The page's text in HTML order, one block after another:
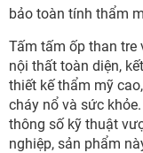
bảo toàn tính thẩm
Tấm tấm ốp than tre
nội thất toàn diện,
thiết kế thẩm mỹ
cháy nổ và sức
thông số kỹ thuật
nghiệp, sản phẩm